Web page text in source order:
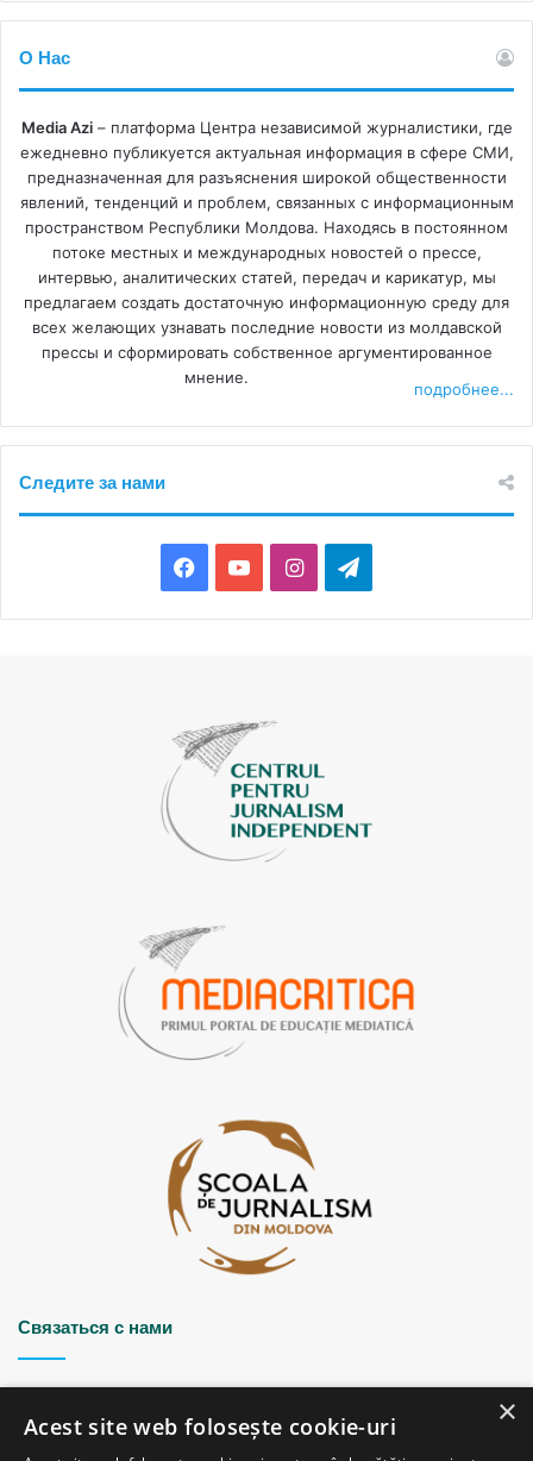
О Нас
Media Azi– платформа Центра независимой журналистики, где
ежедневно публикуется актуальная информация в сфере СМИ,
предназначенная для разъяснения широкой общественности
явлений, тенденций и проблем, связанных с информационным
пространством Республики Молдова. Находясь в постоянном
потоке местных и международных новостей о прессе,
интервью, аналитических статей, передач и карикатур, мы
предлагаем создать достаточную информационную среду для
всех желающих узнавать последние новости из молдавской
прессы и сформировать собственное аргументированное
мнение.
подробнее...
Следите за нами
Facebook
YouTubeInstagramTelegram
Связаться с нами
Strada Șciusev, 53
2012 Chișinău, Republica Moldova
×
Acest site web folosește cookie-uri